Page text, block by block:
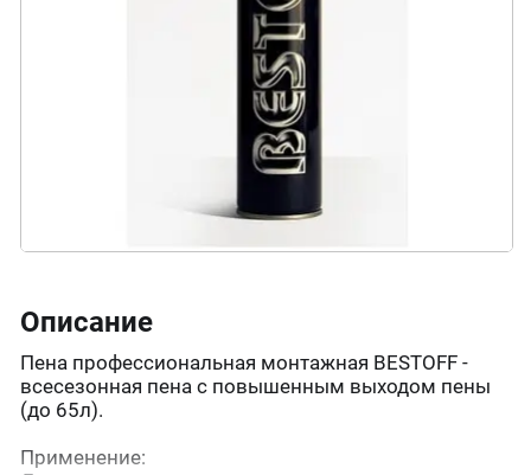
Описание
Пена профессиональная монтажная BESTOFF -
всесезонная пена с повышенным выходом пены
(до 65л).
Применение: